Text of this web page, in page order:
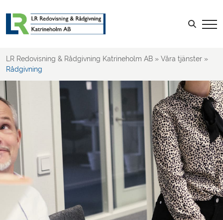
Rådgivning
Sök efter:
LR Redovisning & Rådgivning Katrineholm AB » Våra tjänster »
Rådgivning